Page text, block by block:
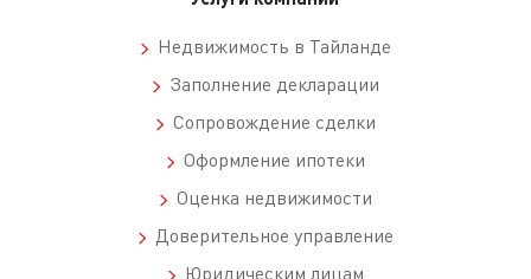
Недвижимость в Тайланде
Заполнение декларации
Сопровождение сделки
Оформление ипотеки
Оценка недвижимости
Доверительное управление
Юридическим лицам